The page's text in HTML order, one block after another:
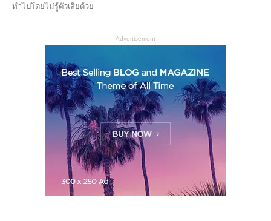
ทำไปโดยไม่รู้ตัวเสียด้วย
- Advertisement -